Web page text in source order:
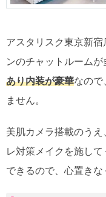
アスタリスク東京新
ンのチャットルームが
あり内装が豪華なので
ません。
美肌カメラ搭載のう
レ対策メイクを施し
できるので、心置きな